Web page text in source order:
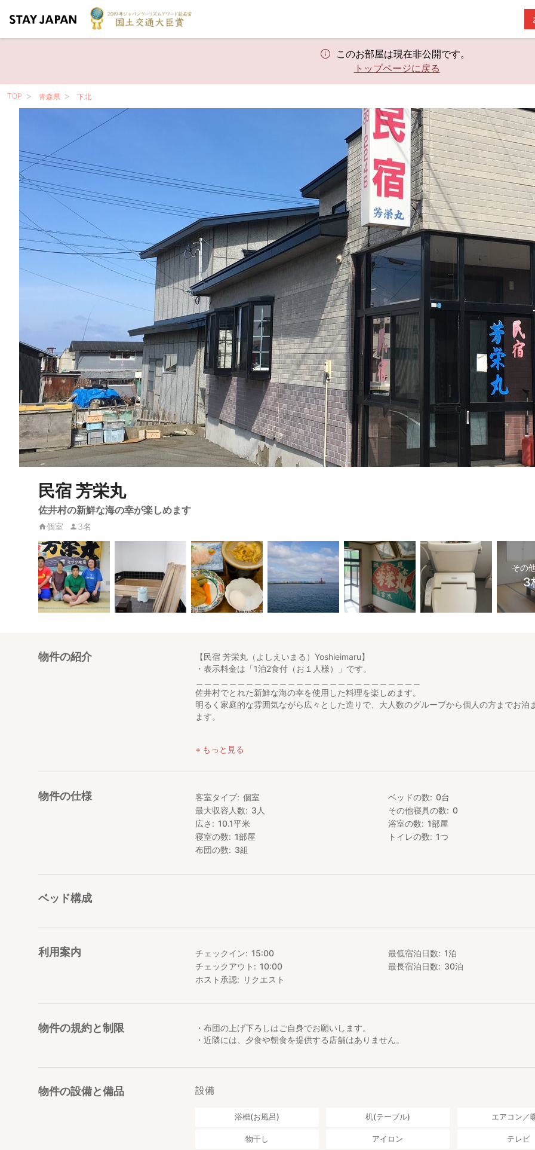
このお部屋は現在非公開です。
トップページに戻る
TOP 青森県 下北
民宿 芳栄丸
佐井村の新鮮な海の幸が楽しめます
個室 3名
その
3
物件の紹介
【民宿 芳栄丸（よしえいまる）Yoshieimaru】
・表示料金は「1泊2食付（お１人様）」です。
佐井村でとれた新鮮な海の幸を使用した料理を楽しめます。
明るく家庭的な雰囲気ながら広々とした造りで、大人数のグループから個人の方までお泊
ます。
お部屋のタイプは和室です。
電車でお越しの方は、七戸十和田駅または下北駅よりレンタカーでお越し下さい。
・無料駐車場あり（10台完備）
・送迎なし
・仏ヶ浦まで車で約10分
もっと見る
物件の仕様 客室タイプ 個室
最大収容人数
3 人
広さ
10.1平米
寝室の数
1部屋
布団の数
3組
ベッドの数 0台
その他寝具の数
0
浴室の数
1部屋
トイレの数
1つ
ベッド構成
利用案内 チェックイン
15:00
チェックアウト
10:00
ホスト承認
リクエスト
最低宿泊日数 1泊
最長宿泊日数
30泊
物件の規約と制限
・布団の上げ下ろしはご自身でお願いします。
・近隣には、夕食や朝食を提供する店舗はありません。
物件の設備と備品 設備
浴槽(お風呂) 机(テーブル) エアコン／
物干し アイロン テレビ